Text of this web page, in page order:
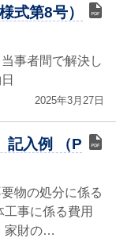
式第8号）
事者間で解決し
2025年3月27日
記入例 （P
物の処分に係る
事に係る費用
家財の…